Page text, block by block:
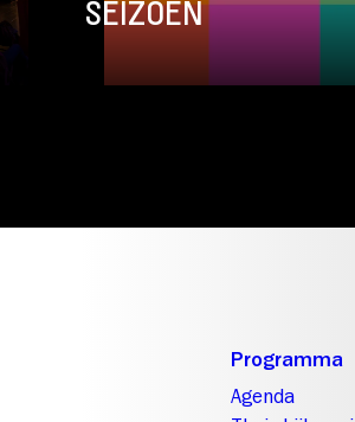
SEIZOEN
Programma
Agenda